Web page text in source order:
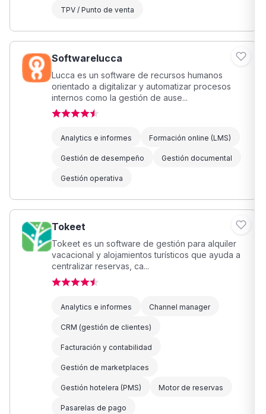
TPV / Punto de venta
Softwarelucca
Lucca es un software de recursos humanos
orientado a digitalizar y automatizar procesos
internos como la gestión de ause...
Analytics e informes Formación online (LMS)
Gestión de desempeño Gestión documental
Gestión operativa
Tokeet
Tokeet es un software de gestión para alquiler
vacacional y alojamientos turísticos que ayuda a
centralizar reservas, ca...
Analytics e informes Channel manager
CRM (gestión de clientes)
Facturación y contabilidad
Gestión de marketplaces
Gestión hotelera (PMS) Motor de reservas
Pasarelas de pago